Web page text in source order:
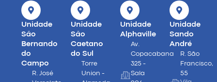
Unidade
São
Bernando
do
Campo
R. José
Unidade
São
Caetano
do Sul
Torre
Union -
Unidade
Alphaville
Av.
Copacabana
325 -
Sala
Unidade
Sando
André
R. São
Francisco,
55